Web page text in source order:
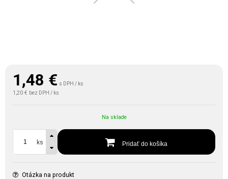
1,48 € s DPH / ks
1,20 € bez DPH / ks
Na sklade
ks Pridať do košíka
Otázka na produkt